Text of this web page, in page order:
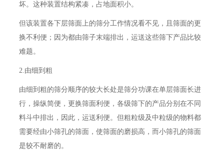
坏。这种装置结构紧凑，占地面积小。
但该装置各下层筛面上的筛分工作情况看不见，且筛面的更
换不利便；因为都由筛子末端排出，运送这些筛下产品比较
难题。
2.由细到粗
由细到粗的筛分顺序的较大长处是筛分功课在单层筛面长进
行，操纵简便，更换筛面利便，各级筛下的产品分别在不同
料斗中排出，因此，运送利便。但粗粒级及中粒级的物料都
需要经由小筛孔的筛面，使筛面的磨损高，而小筛孔的筛面
是较不耐磨的。